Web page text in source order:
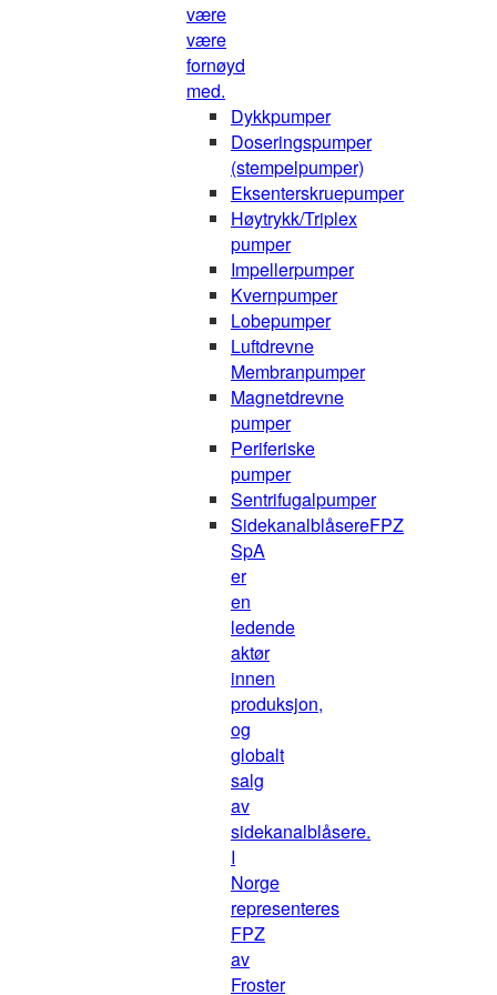
være
være
fornøyd
med.
Dykkpumper
Doseringspumper
(stempelpumper)
Eksenterskruepumper
Høytrykk/Triplex
pumper
Impellerpumper
Kvernpumper
Lobepumper
Luftdrevne
Membranpumper
Magnetdrevne
pumper
Periferiske
pumper
Sentrifugalpumper
SidekanalblåsereFPZ
SpA
er
en
ledende
aktør
innen
produksjon,
og
globalt
salg
av
sidekanalblåsere.
I
Norge
representeres
FPZ
av
Froster